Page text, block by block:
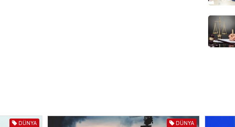
DÜNYA
DÜNYA DÜNYA